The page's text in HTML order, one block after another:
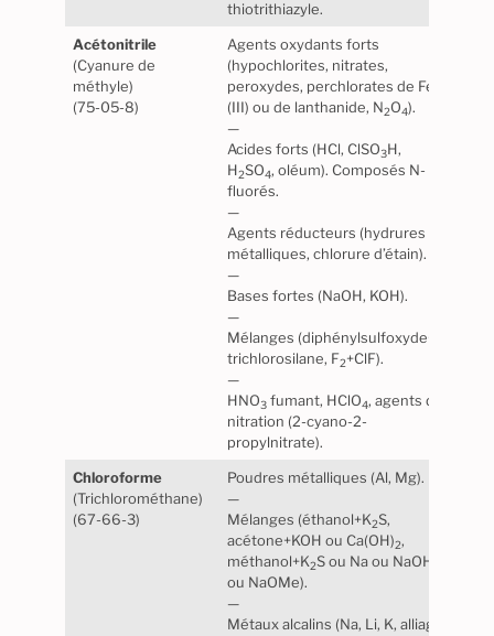
thiotrithiazyle.
Acétonitrile
(Cyanure de
méthyle)
(75-05-8)
Agents oxydants forts
(hypochlorites, nitrates,
peroxydes, perchlorates de Fe
(III) ou de lanthanide, N2O4).
—
Acides forts (HCl, ClSO3H,
H2SO4, oléum). Composés N-
fluorés.
—
Agents réducteurs (hydrures
métalliques, chlorure d’étain).
—
Bases fortes (NaOH, KOH).
—
Mélanges (diphénylsulfoxyde+
trichlorosilane, F2+ClF).
—
HNO3 fumant, HClO4, agents de
nitration (2-cyano-2-
propylnitrate).
Chloroforme
(Trichlorométhane)
(67-66-3)
Poudres métalliques (Al, Mg).
—
Mélanges (éthanol+K2S,
acétone+KOH ou Ca(OH)2,
méthanol+K2S ou Na ou NaOH
ou NaOMe).
—
Métaux alcalins (Na, Li, K, alliage